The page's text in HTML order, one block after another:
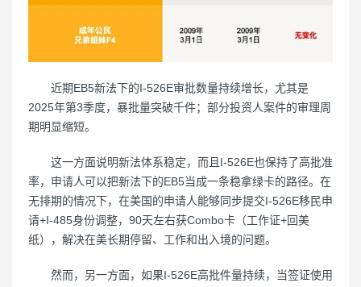
近期EB5新法下的I-526E审批数量持续增长，尤其是
2025年第3季度，暴批量突破千件；部分投资人案件的审理周
期明显缩短。
这一方面说明新法体系稳定，而且I-526E也保持了高批准
率，申请人可以把新法下的EB5当成一条稳拿绿卡的路径。在
无排期的情况下，在美国的申请人能够同步提交I-526E移民申
请+I-485身份调整，90天左右获Combo卡（工作证+回美
纸），解决在美长期停留、工作和出入境的问题。
然而，另一方面，如果I-526E高批件量持续，当签证使用